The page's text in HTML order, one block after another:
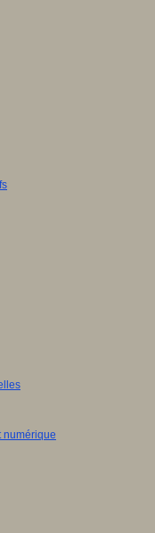
numérique